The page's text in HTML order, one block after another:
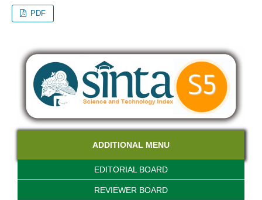
PDF
ADDITIONAL MENU
EDITORIAL BOARD
REVIEWER BOARD